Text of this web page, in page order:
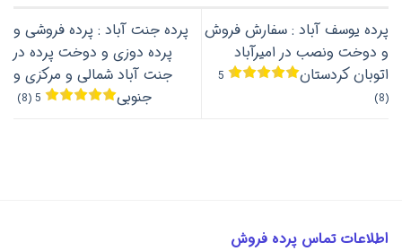
پرده یوسف آباد : سفارش فروش
و دوخت ونصب در امیرآباد
اتوبان کردستان
5
(8)
پرده جنت آباد : پرده فروشی و
پرده دوزی و دوخت پرده در
جنت آباد شمالی و مرکزی و
جنوبی
5 (8)
اطلاعات تماس پرده فروش